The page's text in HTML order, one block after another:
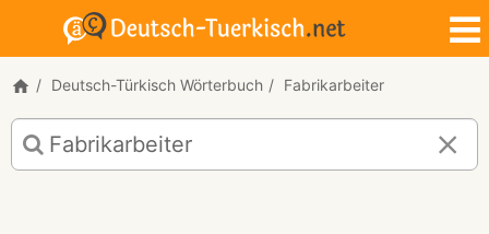
Deutsch-Türkisch Wörterbuch Fabrikarbeiter
Deutsch-
Türkisch
Übersetzung